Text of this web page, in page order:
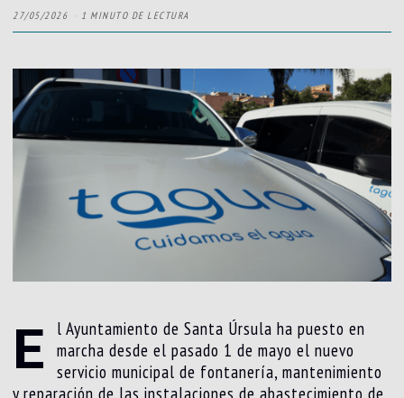
27/05/2026 1 MINUTO DE LECTURA
E
l Ayuntamiento de Santa Úrsula ha puesto en
marcha desde el pasado 1 de mayo el nuevo
servicio municipal de fontanería, mantenimiento
y reparación de las instalaciones de abastecimiento de